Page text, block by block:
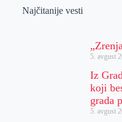
Najčitanije vesti
5. avgust
Iz
koji
grada
5. avgust